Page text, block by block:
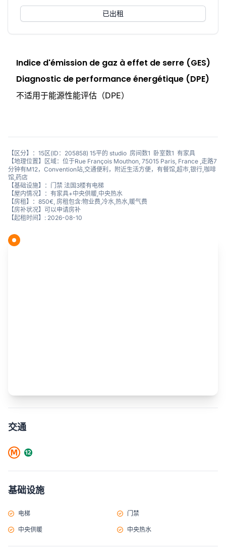
已出租
Indice d'émission de gaz à effet de serre (GES)
Diagnostic de performance énergétique (DPE)
不适用于能源性能评估（DPE）
【区分】：15区(ID：205858) 15平的 studio 房间数1 卧室数1 有家具
【地理位置】区域：位于Rue François Mouthon, 75015 Paris, France ,走路7
分钟有M12，Convention站,交通便利，附近生活方便，有餐馆,超市,银行,咖啡
馆,药店
【基础设施】：门禁 法国3楼有电梯
【屋内情况】：有家具+中央供暖,中央热水
【房租】：850€, 房租包含:物业费,冷水,热水,暖气费
【房补状况】可以申请房补
【起租时间】: 2026-08-10
交通
基础设施
电梯 门禁
中央供暖 中央热水